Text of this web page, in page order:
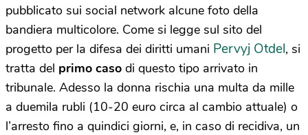
pubblicato sui social network alcune foto della
bandiera multicolore. Come si legge sul sito del
progetto per la difesa dei diritti umani Pervyj Otdel, si
tratta del primo caso di questo tipo arrivato in
tribunale. Adesso la donna rischia una multa da mille
a duemila rubli (10-20 euro circa al cambio attuale) o
l’arresto fino a quindici giorni, e, in caso di recidiva, un